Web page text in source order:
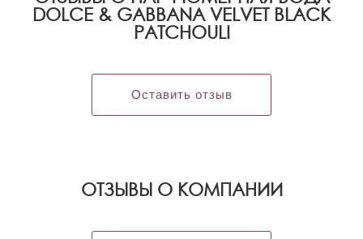
DOLCE & GABBANA VELVET BLACK
PATCHOULI
Оставить отзыв
OТЗЫВЫ О КОМПАНИИ